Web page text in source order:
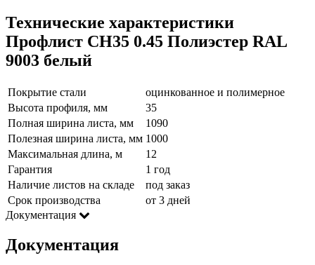
Технические характеристики
Профлист СН35 0.45 Полиэстер RAL
9003 белый
Покрытие стали
оцинкованное и полимерное
Высота профиля, мм
35
Полная ширина листа, мм
1090
Полезная ширина листа, мм 1000
Максимальная длина, м
12
Гарантия
1 год
Наличие листов на складе
под заказ
Срок производства
от 3 дней
Документация
Документация